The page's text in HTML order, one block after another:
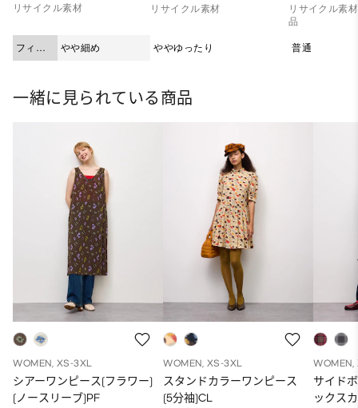
リサイクル素材
フィッ
ト
やや細め
リサイクル素材
ややゆったり
リサイクル素
品
普通
一緒に見られている商品
WOMEN, XS-3XL
シアーワンピース(フラワー)
(ノースリーブ)PF
WOMEN, XS-3XL
スタンドカラーワンピース
(5分袖)CL
WOMEN,
サイド
ックス